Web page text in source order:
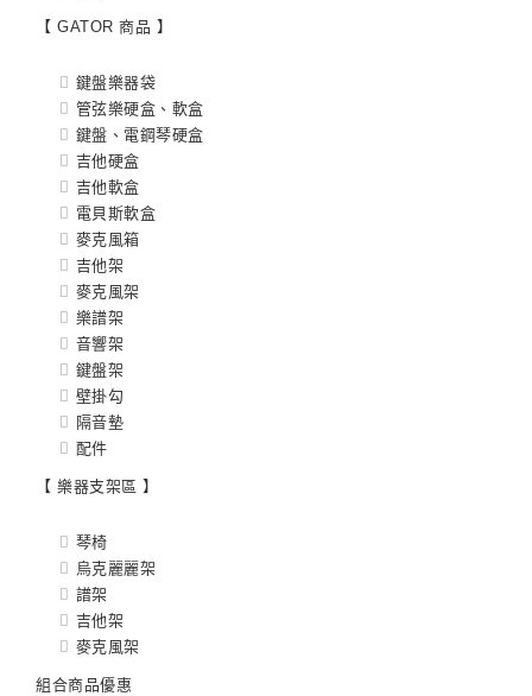
【 GATOR 商品 】
鍵盤樂器袋
管弦樂硬盒、軟盒
鍵盤、電鋼琴硬盒
吉他硬盒
吉他軟盒
電貝斯軟盒
麥克風箱
吉他架
麥克風架
樂譜架
音響架
鍵盤架
壁掛勾
隔音墊
配件
【 樂器支架區 】
琴椅
烏克麗麗架
譜架
吉他架
麥克風架
組合商品優惠